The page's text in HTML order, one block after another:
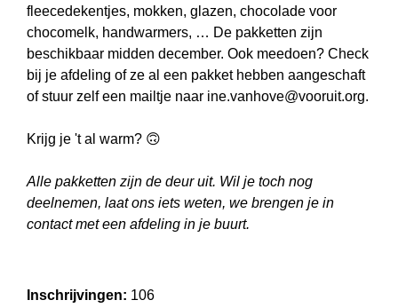
fleecedekentjes, mokken, glazen, chocolade voor
chocomelk, handwarmers, … De pakketten zijn
beschikbaar midden december. Ook meedoen? Check
bij je afdeling of ze al een pakket hebben aangeschaft
of stuur zelf een mailtje naar ine.vanhove@vooruit.org.
Krijg je 't al warm? 🙃
Alle pakketten zijn de deur uit. Wil je toch nog
deelnemen, laat ons iets weten, we brengen je in
contact met een afdeling in je buurt.
Inschrijvingen: 106